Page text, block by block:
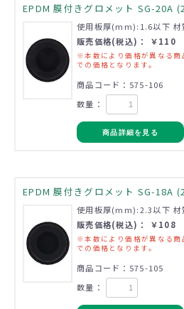
EPDM 膜付きグロメット SG-20A
使用板厚(mm):1.6以下 材
販売価格(税込)： ￥110
※本数により価格が異なる商
での価格となります。
商品コード：575-106
数量：
商品詳細を見る
EPDM 膜付きグロメット SG-18A
使用板厚(mm):2.3以下 材
販売価格(税込)： ￥108
※本数により価格が異なる商
での価格となります。
商品コード：575-105
数量：